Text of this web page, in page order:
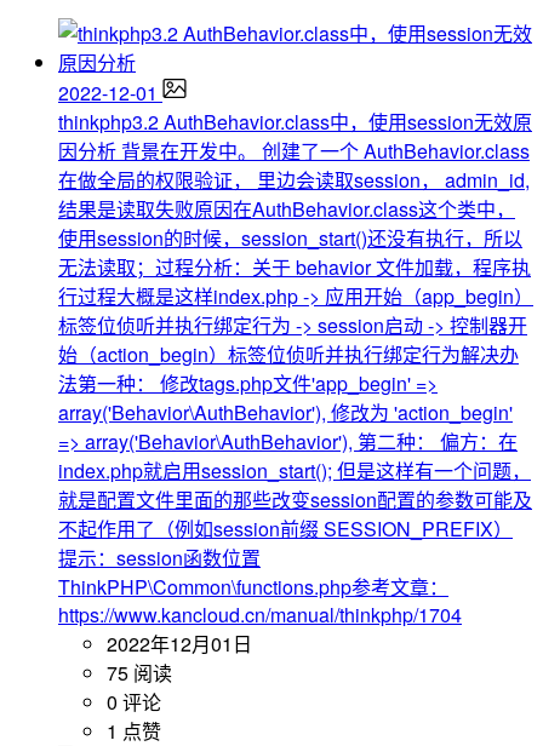
2022-12-01
thinkphp3.2 AuthBehavior.class中，使用session无效原
因分析 背景在开发中。 创建了一个 AuthBehavior.class
在做全局的权限验证， 里边会读取session， admin_id,
结果是读取失败原因在AuthBehavior.class这个类中，
使用session的时候，session_start()还没有执行，所以
无法读取；过程分析：关于 behavior 文件加载，程序执
行过程大概是这样index.php -> 应用开始（app_begin）
标签位侦听并执行绑定行为 -> session启动 -> 控制器开
始（action_begin）标签位侦听并执行绑定行为解决办
法第一种： 修改tags.php文件'app_begin' =>
array('Behavior\AuthBehavior'), 修改为 'action_begin'
=> array('Behavior\AuthBehavior'), 第二种： 偏方：在
index.php就启用session_start(); 但是这样有一个问题，
就是配置文件里面的那些改变session配置的参数可能及
不起作用了（例如session前缀 SESSION_PREFIX）
提示：session函数位置
ThinkPHP\Common\functions.php参考文章：
https://www.kancloud.cn/manual/thinkphp/1704
2022年12月01日
75 阅读
0 评论
1 点赞